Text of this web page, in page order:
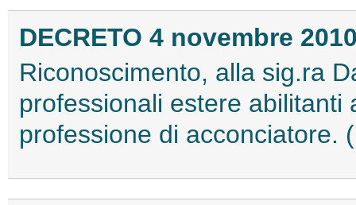
DECRETO 4 novembre
Riconoscimento, alla sig.ra
professionali estere abilitanti
professione di acconciatore.